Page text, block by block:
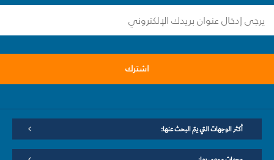
اشترك
أكثر الوجهات التي يتم البحث عنها: